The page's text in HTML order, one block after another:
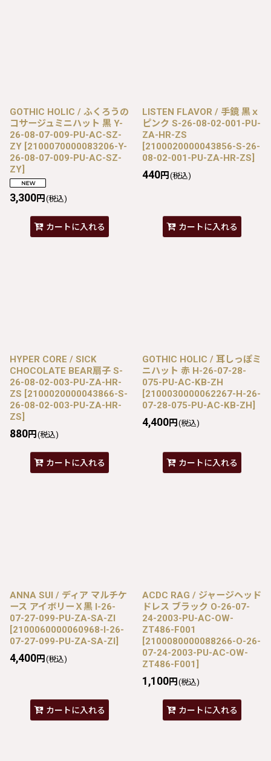
GOTHIC HOLIC / ふくろうの
コサージュミニハット 黒 Y-
26-08-07-009-PU-AC-SZ-
ZY [2100070000083206-Y-
26-08-07-009-PU-AC-SZ-
ZY]
3,300円 (税込)
カートに入れる
LISTEN FLAVOR / 手鏡 黒ｘ
ピンク S-26-08-02-001-PU-
ZA-HR-ZS
[2100020000043856-S-26-
08-02-001-PU-ZA-HR-ZS]
440円 (税込)
カートに入れる
HYPER CORE / SICK
CHOCOLATE BEAR扇子 S-
26-08-02-003-PU-ZA-HR-
ZS [2100020000043866-S-
26-08-02-003-PU-ZA-HR-
ZS]
880円 (税込)
カートに入れる
GOTHIC HOLIC / 耳しっぽミ
ニハット 赤 H-26-07-28-
075-PU-AC-KB-ZH
[2100030000062267-H-26-
07-28-075-PU-AC-KB-ZH]
4,400円 (税込)
カートに入れる
ANNA SUI / ディア マルチケ
ース アイボリーＸ黒 I-26-
07-27-099-PU-ZA-SA-ZI
[2100060000060968-I-26-
07-27-099-PU-ZA-SA-ZI]
4,400円 (税込)
カートに入れる
ACDC RAG / ジャージヘッド
ドレス ブラック O-26-07-
24-2003-PU-AC-OW-
ZT486-F001
[2100080000088266-O-26-
07-24-2003-PU-AC-OW-
ZT486-F001 ]
1,100円 (税込)
カートに入れる